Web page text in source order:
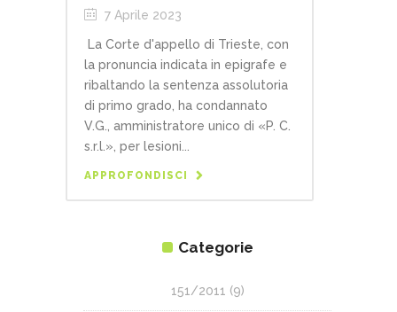
7 Aprile 2023
La Corte d'appello di Trieste, con
la pronuncia indicata in epigrafe e
ribaltando la sentenza assolutoria
di primo grado, ha condannato
V.G., amministratore unico di «P. C.
s.r.l.», per lesioni...
APPROFONDISCI
Categorie
151/2011 (9)